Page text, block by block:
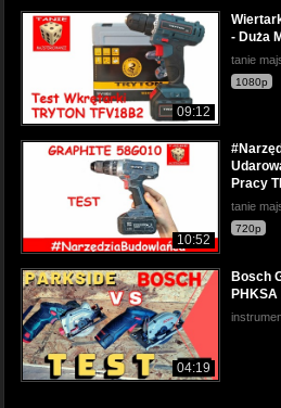
09:12
- Duża
tanie
1080p
10:52
Pracy
tanie
720p
04:19
Bosch
PHKSA